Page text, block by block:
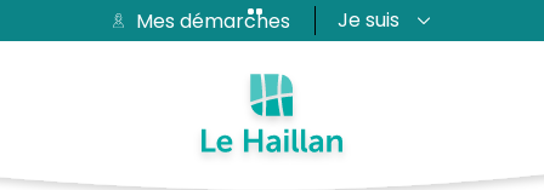
Aide et accessibilité
Passer au menu
Passer au contenuMes démarches Je suis